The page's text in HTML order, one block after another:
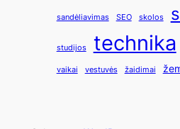
sandėliavimas SEO skolos
studijos technika
vaikai vestuvės žaidimai